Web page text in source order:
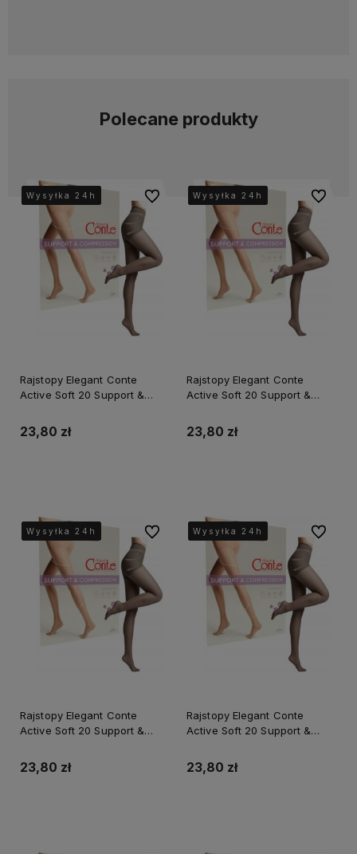
Polecane produkty
Wysyłka 24h
Wysyłka 24h
Wysyłka 24h
Wysyłka 24h
Wysyłka 24h
Rajstopy Elegant Conte
Active Soft 20 Support &
23,80 zł
Do ulubionychWysyłka 24h
Wysyłka 24h
Wysyłka 24h
Wysyłka 24h
Wysyłka 24h
Rajstopy Elegant Conte
Active Soft 20 Support &
23,80 zł
Do
Wysyłka 24h
Wysyłka 24h
Wysyłka 24h
Wysyłka 24h
Wysyłka 24h
Rajstopy Elegant Conte
Active Soft 20 Support &
23,80 zł
Do ulubionychWysyłka 24h
Wysyłka 24h
Wysyłka 24h
Wysyłka 24h
Wysyłka 24h
Rajstopy Elegant Conte
Active Soft 20 Support &
23,80 zł
Do